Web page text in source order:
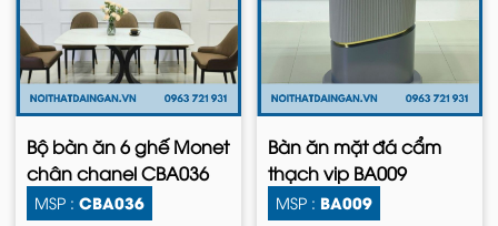
Bộ bàn ăn 6 ghế Monet
chân chanel CBA036
MSP : CBA036
Bàn ăn mặt đá cẩm
thạch vip BA009
MSP : BA009